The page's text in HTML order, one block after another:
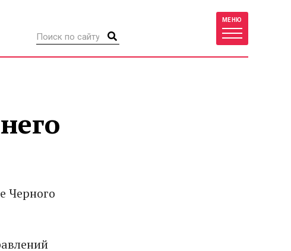
МЕНЮ
Черного